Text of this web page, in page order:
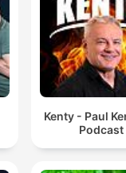
Kenty - Paul
Podcast